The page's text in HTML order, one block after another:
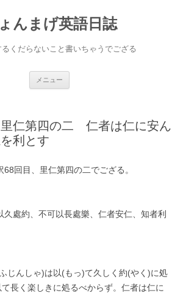
んまげ英語日誌
くだらないこと書いちゃうでござる
メニュー
ス
仁第四の二 仁者は仁に安ん
利とす
回目、里仁第四の二でござる。
久處約、不可以長處樂、仁者安仁、知者利
じんしゃ)は以(もっ)て久しく約(やく)に処
長く楽しきに処るべからず。仁者は仁に